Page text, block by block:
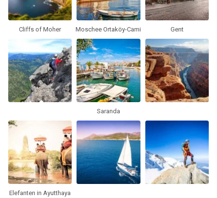
Cliffs of Moher Moschee Ortaköy-Cami Gent
Saranda
Elefanten in Ayutthaya